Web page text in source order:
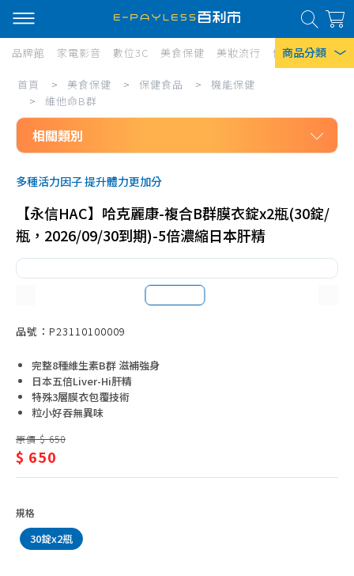
商品分類
熱門搜尋
風扇
口罩
除濕機
衛生紙
Iphone 17
品牌館 家電影音 數位3C 美食保健 美妝流行 傢俱寢具 居
美
保
健/
保
食
品/
保
健/
維
他
命
首頁 > 美食保健 > 保健食品 >
機能保健
>
維他命B群
相關類別
機能保健
維他命B群
維他命D
綜合維他命
發泡錠
益生菌、乳酸菌
睛亮保健
養生調理
幫助入睡
多種活力因子 提升體力更加分
【永信HAC】哈克麗康-複合B群膜衣錠x2瓶(30錠/
瓶，2026/09/30到期)-5倍濃縮日本肝精
品號：P23110100009
完整8種維生素B群 滋補強身
日本五倍Liver-Hi肝精
特殊3層膜衣包覆技術
粒小好吞無異味
原價 $ 650
$ 650
規格
30錠x2瓶